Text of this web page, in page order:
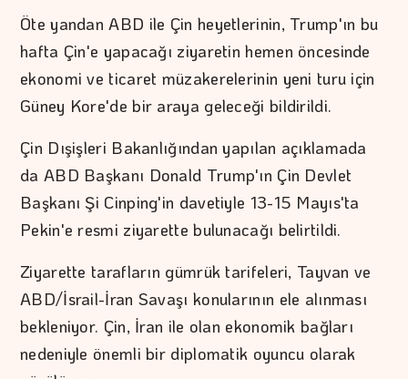
Öte yandan ABD ile Çin heyetlerinin, Trump'ın bu
hafta Çin'e yapacağı ziyaretin hemen öncesinde
ekonomi ve ticaret müzakerelerinin yeni turu için
Güney Kore'de bir araya geleceği bildirildi.
Çin Dışişleri Bakanlığından yapılan açıklamada
da ABD Başkanı Donald Trump'ın Çin Devlet
Başkanı Şi Cinping'in davetiyle 13-15 Mayıs'ta
Pekin'e resmi ziyarette bulunacağı belirtildi.
Ziyarette tarafların gümrük tarifeleri, Tayvan ve
ABD/İsrail-İran Savaşı konularının ele alınması
bekleniyor. Çin, İran ile olan ekonomik bağları
nedeniyle önemli bir diplomatik oyuncu olarak